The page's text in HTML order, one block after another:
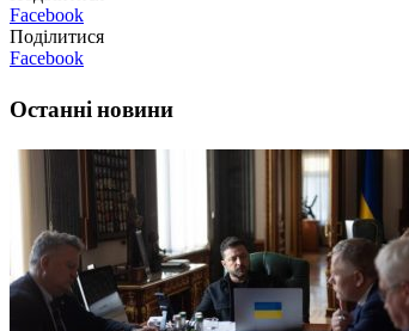
Facebook
Поділитися
Facebook
Останні новини